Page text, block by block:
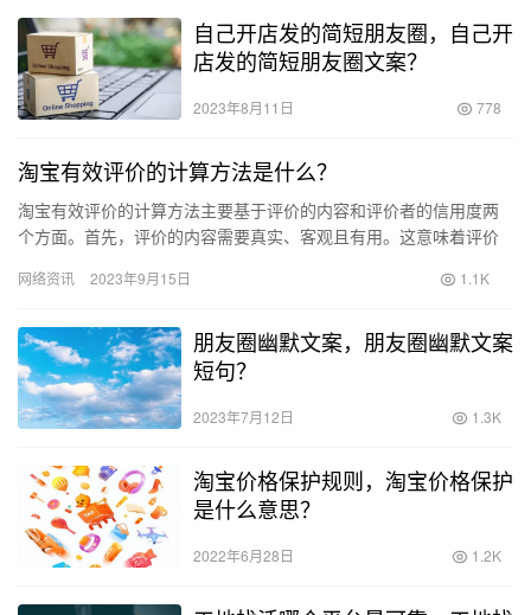
自己开店发的简短朋友圈，自己开
店发的简短朋友圈文案？
2023年8月11日 778
淘宝有效评价的计算方法是什么？
淘宝有效评价的计算方法主要基于评价的内容和评价者的信用度两
个方面。首先，评价的内容需要真实、客观且有用。这意味着评价
者参考…
网络资讯 2023年9月15日 1.1K
朋友圈幽默文案，朋友圈幽默文案
短句？
2023年7月12日 1.3K
淘宝价格保护规则，淘宝价格保护
是什么意思？
2022年6月28日 1.2K